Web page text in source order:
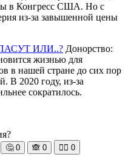
в Конгресс США. Но с
из-за завышенной цены
ИЛИ..? Донорство:
жизнью для
в нашей стране до сих пор
В 2020 году, из-за
сократилось.
🤔 0 🙈 0 🧘‍♀️ 0